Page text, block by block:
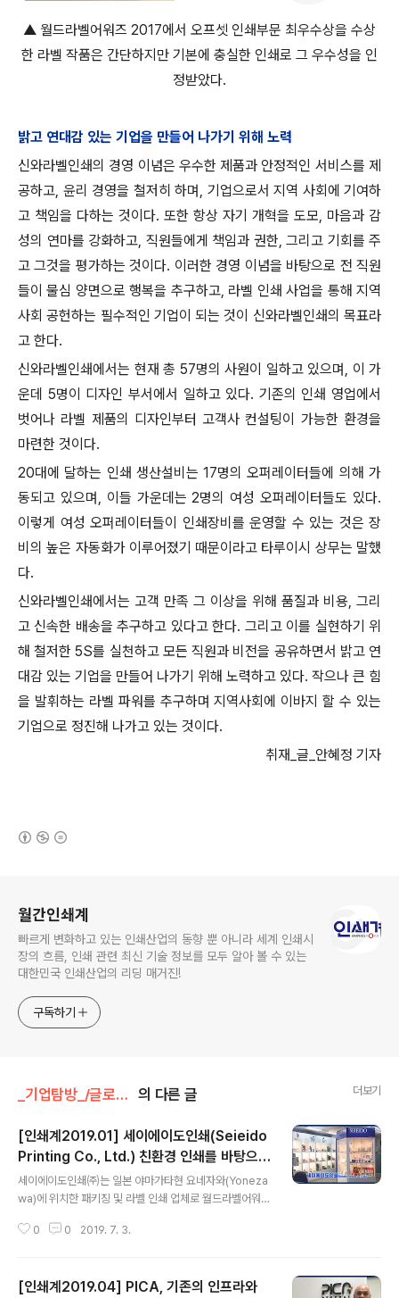
▲ 월드라벨어워즈 2017에서 오프셋 인쇄부문 최우수상을 수상
한 라벨 작품은 간단하지만 기본에 충실한 인쇄로 그 우수성을 인
정받았다.
밝고 연대감 있는 기업을 만들어 나가기 위해 노력
신와라벨인쇄의 경영 이념은 우수한 제품과 안정적인 서비스를 제
공하고, 윤리 경영을 철저히 하며, 기업으로서 지역 사회에 기여하
고 책임을 다하는 것이다. 또한 항상 자기 개혁을 도모, 마음과 감
성의 연마를 강화하고, 직원들에게 책임과 권한, 그리고 기회를 주
고 그것을 평가하는 것이다. 이러한 경영 이념을 바탕으로 전 직원
들이 물심 양면으로 행복을 추구하고, 라벨 인쇄 사업을 통해 지역
사회 공헌하는 필수적인 기업이 되는 것이 신와라벨인쇄의 목표라
고 한다.
신와라벨인쇄에서는 현재 총 57명의 사원이 일하고 있으며, 이 가
운데 5명이 디자인 부서에서 일하고 있다. 기존의 인쇄 영업에서
벗어나 라벨 제품의 디자인부터 고객사 컨설팅이 가능한 환경을
마련한 것이다.
20대에 달하는 인쇄 생산설비는 17명의 오퍼레이터들에 의해 가
동되고 있으며, 이들 가운데는 2명의 여성 오퍼레이터들도 있다.
이렇게 여성 오퍼레이터들이 인쇄장비를 운영할 수 있는 것은 장
비의 높은 자동화가 이루어졌기 때문이라고 타루이시 상무는 말했
다.
신와라벨인쇄에서는 고객 만족 그 이상을 위해 품질과 비용, 그리
고 신속한 배송을 추구하고 있다고 한다. 그리고 이를 실현하기 위
해 철저한 5S를 실천하고 모든 직원과 비전을 공유하면서 밝고 연
대감 있는 기업을 만들어 나가기 위해 노력하고 있다. 작으나 큰 힘
을 발휘하는 라벨 파워를 추구하며 지역사회에 이바지 할 수 있는
기업으로 정진해 나가고 있는 것이다.
취재_글_안혜정 기자
월간인쇄계
빠르게 변화하고 있는 인쇄산업의 동향 뿐 아니라 세계 인쇄시
장의 흐름, 인쇄 관련 최신 기술 정보를 모두 알아 볼 수 있는
대한민국 인쇄산업의 리딩 매거진!
구독하기
_기업탐방_/글로벌탐방 의 다른 글 더보기
[인쇄계2019.01] 세이에이도인쇄(Seieido
Printing Co., Ltd.) 친환경 인쇄를 바탕으로
고도의 기술적 예술 인쇄(High Technical
Art Printing)를 추구
세이에이도인쇄㈜는 일본 야마가타현 요네자와(Yoneza
wa)에 위치한 패키징 및 라벨 인쇄 업체로 월드라벨어워즈
는 오노가와 온천으로 유명한 도시로 온천을 비롯해, 쌀과
품을 비롯해 주류와 음료, 그리고 다양한 과자와 젤리 등의
0 0 2019. 7. 3.
[인쇄계2019.04] PICA, 기존의 인프라와